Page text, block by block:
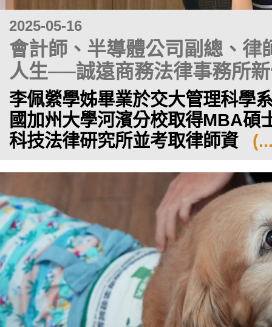
2025-05-16
會計師、半導體公司副總、
人生──誠遠商務法律事務所
李佩縈學姊畢業於交大管理科學
國加州大學河濱分校取得MBA碩
科技法律研究所並考取律師資